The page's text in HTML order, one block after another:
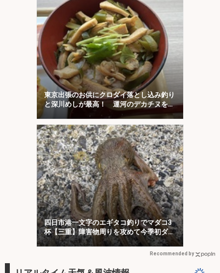
東京出張のお供にクロダイ落とし込み釣り
と深川めしが最高！ 運河のデカチヌを狙
四日市港一文字のエギタコ釣りでマダコ3
杯【三重】障害物周りを攻めて今季初ダコ
をキャッチ！
Recommended by